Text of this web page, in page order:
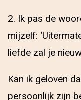
2. Ik pas de
mijzelf:
liefde zal je
Kan ik geloven
persoonlijk zijn